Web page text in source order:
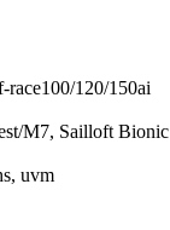
race100/120/150ai
M7, Sailloft Bionic
uvm